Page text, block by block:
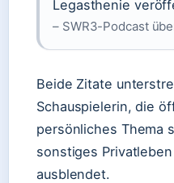
Legasthenie
– SWR3-Podcast
Beide Zitate
Schauspielerin, die
persönliches Thema
sonstiges
ausblendet.